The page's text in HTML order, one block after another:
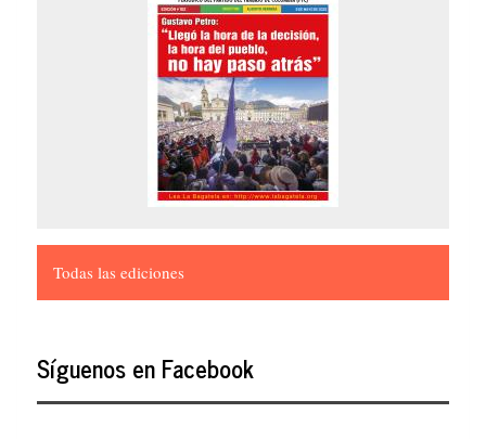
Todas las ediciones
Síguenos en Facebook